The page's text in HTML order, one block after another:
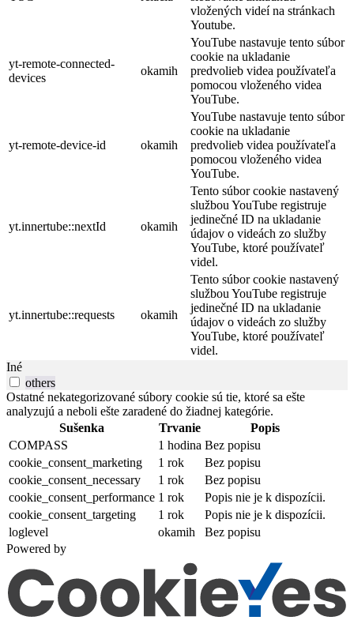
vložených videí na stránkach
Youtube.
yt-remote-connected-
devices
okamih
YouTube nastavuje tento súbor
cookie na ukladanie
predvolieb videa používateľa
pomocou vloženého videa
YouTube.
yt-remote-device-id okamih
YouTube nastavuje tento súbor
cookie na ukladanie
predvolieb videa používateľa
pomocou vloženého videa
YouTube.
yt.innertube::nextId okamih
Tento súbor cookie nastavený
službou YouTube registruje
jedinečné ID na ukladanie
údajov o videách zo služby
YouTube, ktoré používateľ
videl.
yt.innertube::requests okamih
Tento súbor cookie nastavený
službou YouTube registruje
jedinečné ID na ukladanie
údajov o videách zo služby
YouTube, ktoré používateľ
videl.
Iné
others
Ostatné nekategorizované súbory cookie sú tie, ktoré sa ešte
analyzujú a neboli ešte zaradené do žiadnej kategórie.
Sušenka
Trvanie
Popis
COMPASS
1 hodina Bez popisu
cookie_consent_marketing
1 rok
Bez popisu
cookie_consent_necessary
1 rok
Bez popisu
cookie_consent_performance 1 rok
Popis nie je k dispozícii.
cookie_consent_targeting
1 rok
Popis nie je k dispozícii.
loglevel
okamih
Bez popisu
Powered by